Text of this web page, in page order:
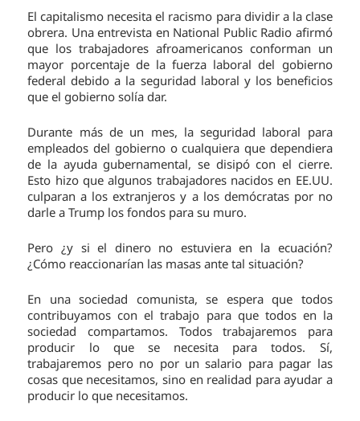
El capitalismo necesita el racismo para dividir a la clase
obrera. Una entrevista en National Public Radio afirmó
que los trabajadores afroamericanos conforman un
mayor porcentaje de la fuerza laboral del gobierno
federal debido a la seguridad laboral y los beneficios
que el gobierno solía dar.
Durante más de un mes, la seguridad laboral para
empleados del gobierno o cualquiera que dependiera
de la ayuda gubernamental, se disipó con el cierre.
Esto hizo que algunos trabajadores nacidos en EE.UU.
culparan a los extranjeros y a los demócratas por no
darle a Trump los fondos para su muro.
Pero ¿y si el dinero no estuviera en la ecuación?
¿Cómo reaccionarían las masas ante tal situación?
En una sociedad comunista, se espera que todos
contribuyamos con el trabajo para que todos en la
sociedad compartamos. Todos trabajaremos para
producir lo que se necesita para todos. Sí,
trabajaremos pero no por un salario para pagar las
cosas que necesitamos, sino en realidad para ayudar a
producir lo que necesitamos.